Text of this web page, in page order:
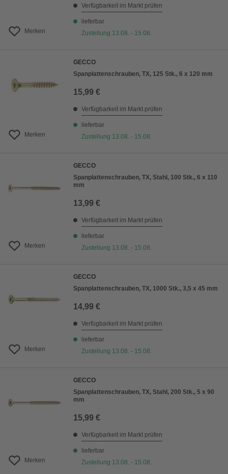
Merken
Verfügbarkeit im Markt prüfen
lieferbar
Zustellung 13.08. - 15.08.
Merken
GECCO
Spanplattenschrauben, TX, 125 Stk., 6 x 120 mm
15,99 €
Verfügbarkeit im Markt prüfen
lieferbar
Zustellung 13.08. - 15.08.
Merken
GECCO
Spanplattenschrauben, TX, Stahl, 100 Stk., 6 x 110
mm
13,99 €
Verfügbarkeit im Markt prüfen
lieferbar
Zustellung 13.08. - 15.08.
Merken
GECCO
Spanplattenschrauben, TX, 1000 Stk., 3,5 x 45 mm
14,99 €
Verfügbarkeit im Markt prüfen
lieferbar
Zustellung 13.08. - 15.08.
Merken
GECCO
Spanplattenschrauben, TX, Stahl, 200 Stk., 5 x 90
mm
15,99 €
Verfügbarkeit im Markt prüfen
lieferbar
Zustellung 13.08. - 15.08.